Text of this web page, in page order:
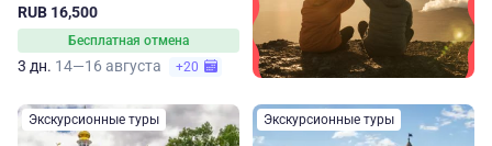
RUB 16,500
Бесплатная отмена
3 дн. 14—16 августа +20
Экскурсионные туры Экскурсионные туры